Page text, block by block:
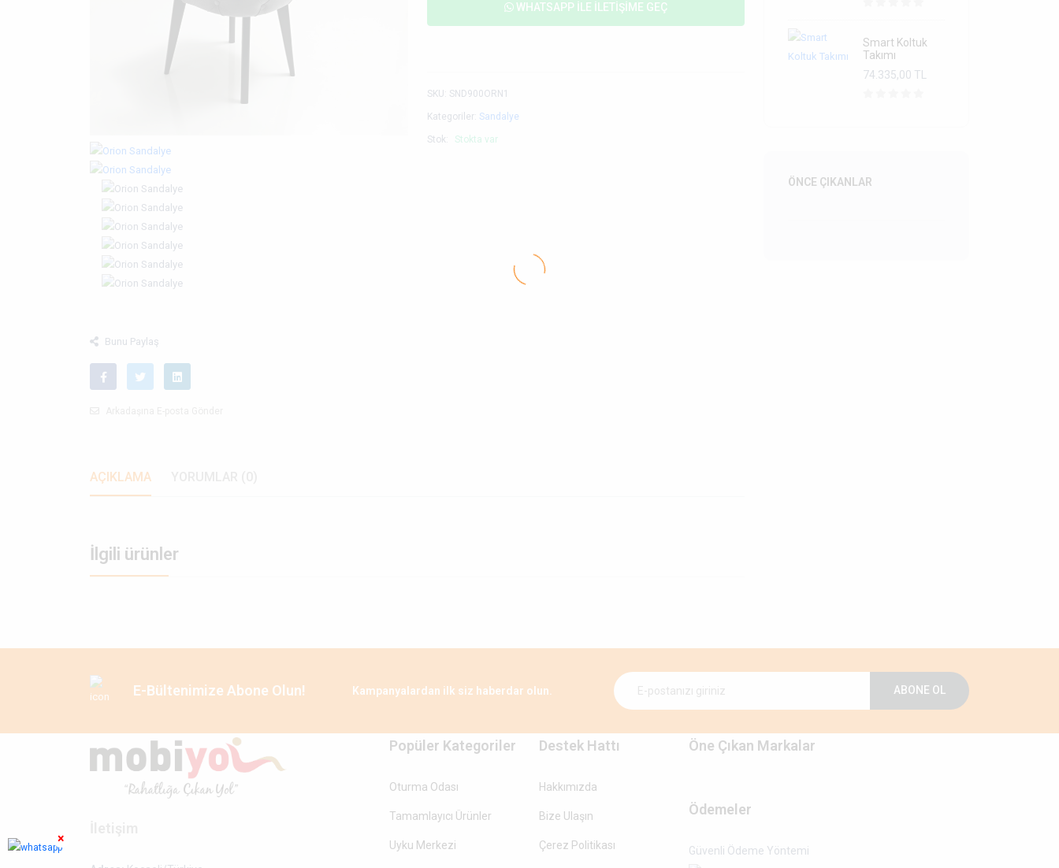
Bunu Paylaş
WHATSAPP İLE İLETIŞIME GEÇ
SKU SND900ORN1
Kategoriler: Sandalye
Stok: Stokta var
AÇIKLAMA
İlgili ürünler
Smart Koltuk
Takımı
74.335,00 TL
ÖNCE ÇIKANLAR
E-Bültenimize Abone Olun! Kampanyalardan ilk siz haberdar olun. ABONE OL
Popüler Kategoriler
Oturma Odası
Tamamlayıcı Ürünler
Uyku Merkezi
Destek Hattı
Hakkımızda
Bize Ulaşın
Çerez Politikası
Öne Çıkan Markalar
Ödemeler
Güvenli Ödeme Yöntemi
×